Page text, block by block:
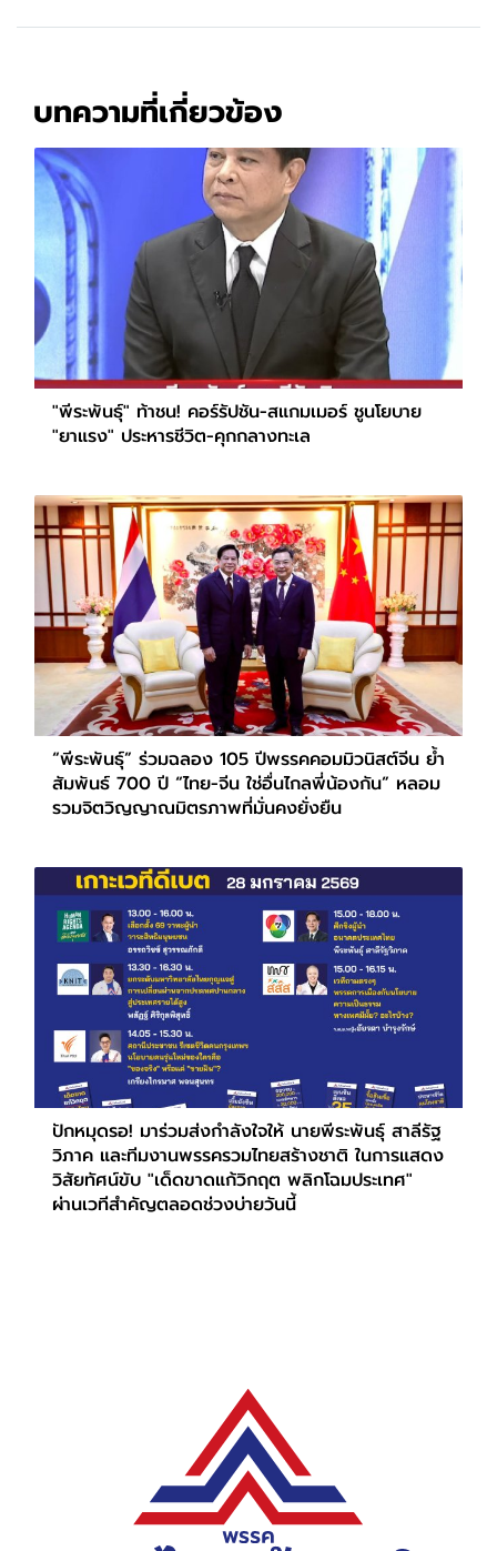
บทความที่เกี่ยวข้อง
"พีระพันธุ์" ท้าชน! คอร์รัปชัน-สแกมเมอร์ ชูนโยบาย
"ยาแรง" ประหารชีวิต-คุกกลางทะเล
“พีระพันธุ์” ร่วมฉลอง 105 ปีพรรคคอมมิวนิสต์จีน ย้ำ
สัมพันธ์ 700 ปี “ไทย-จีน ใช่อื่นไกลพี่น้องกัน” หลอม
รวมจิตวิญญาณมิตรภาพที่มั่นคงยั่งยืน
ปักหมุดรอ! มาร่วมส่งกำลังใจให้ นายพีระพันธุ์ สาลีรัฐ
วิภาค และทีมงานพรรครวมไทยสร้างชาติ ในการแสดง
วิสัยทัศน์ขับ "เด็ดขาดแก้วิกฤต พลิกโฉมประเทศ"
ผ่านเวทีสำคัญตลอดช่วงบ่ายวันนี้